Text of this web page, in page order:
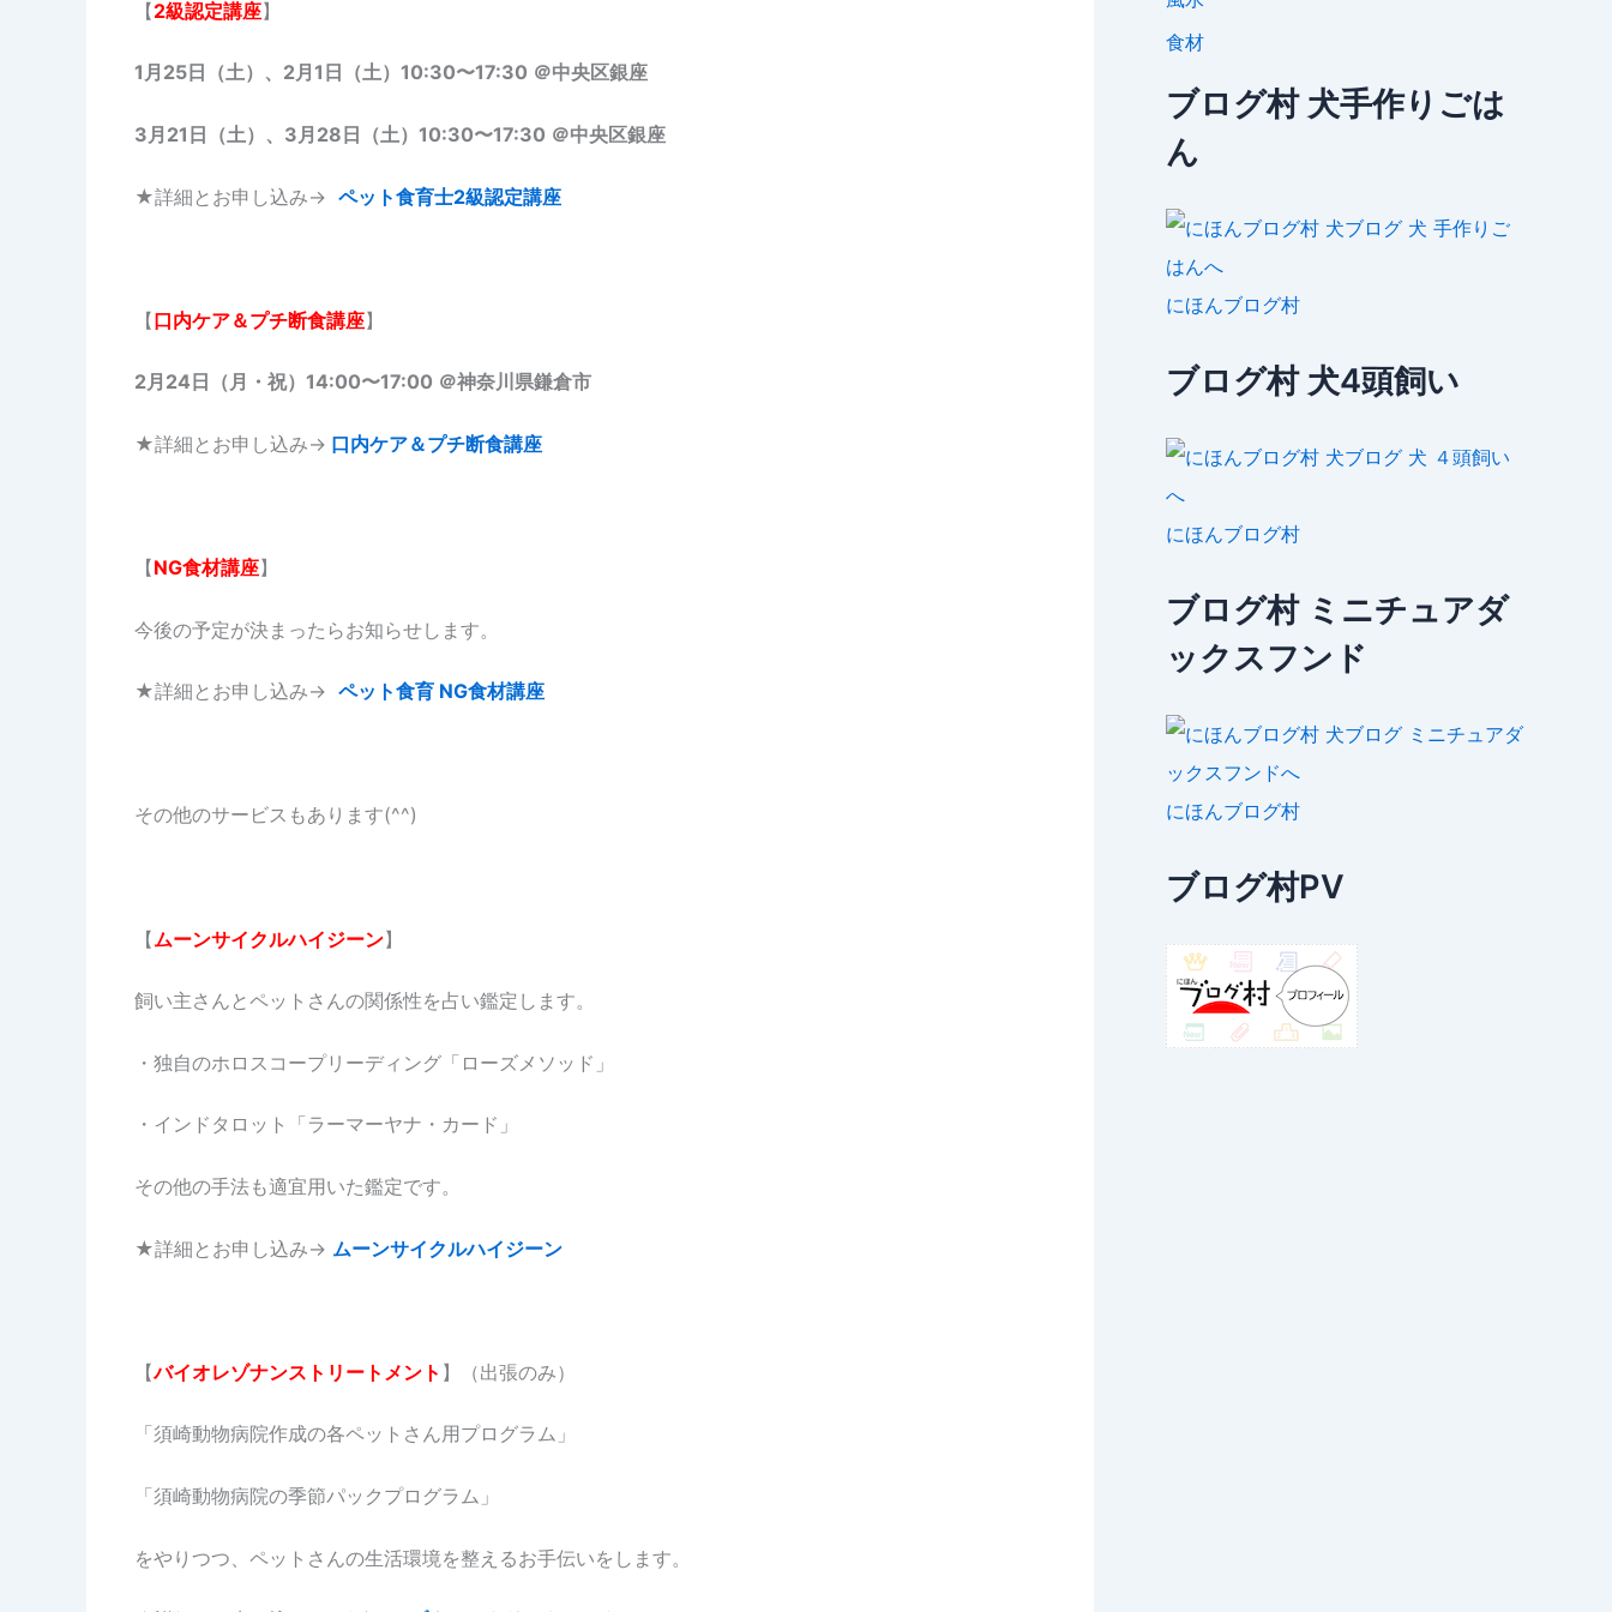
【2級認定講座】
1月25日（土）、2月1日（土）10:30〜17:30 ＠中央区銀座
3月21日（土）、3月28日（土）10:30〜17:30 ＠中央区銀座
★詳細とお申し込み→ ペット食育士2級認定講座
【口内ケア＆プチ断食講座】
2月24日（月・祝）14:00〜17:00 ＠神奈川県鎌倉市
★詳細とお申し込み→ 口内ケア＆プチ断食講座
【NG食材講座】
今後の予定が決まったらお知らせします。
★詳細とお申し込み→ ペット食育 NG食材講座
その他のサービスもあります(^^)
【ムーンサイクルハイジーン】
飼い主さんとペットさんの関係性を占い鑑定します。
・独自のホロスコープリーディング「ローズメソッド」
・インドタロット「ラーマーヤナ・カード」
その他の手法も適宜用いた鑑定です。
★詳細とお申し込み→ ムーンサイクルハイジーン
【バイオレゾナンストリートメント 】（出張のみ）
「須崎動物病院作成の各ペットさん用プログラム」
「須崎動物病院の季節パックプログラム」
をやりつつ、ペットさんの生活環境を整えるお手伝いをします。
食材
ブログ村 犬手作りごは
ん
にほんブログ村
ブログ村 犬4頭飼い
にほんブログ村
ブログ村 ミニチュアダ
ックスフンド
にほんブログ村
ブログ村PV